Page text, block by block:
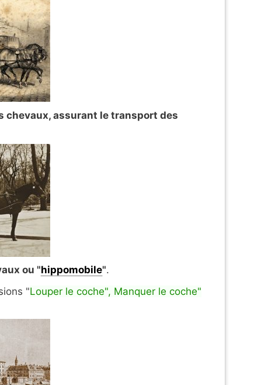
chevaux, assurant le transport des
ou "hippomobile".
"Louper le coche", Manquer le coche"